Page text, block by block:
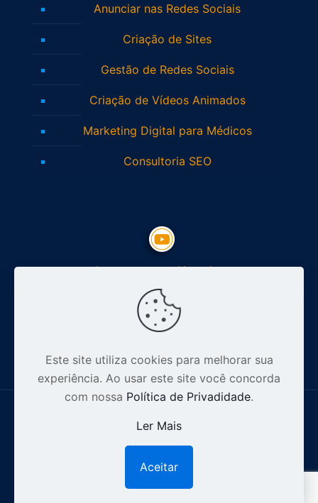
Anunciar nas Redes Sociais
Criação de Sites
Gestão de Redes Sociais
Criação de Vídeos Animados
Marketing Digital para Médicos
Consultoria SEO
Inscreva-se no Youtube
© 2012-2026 Especialista Digital - CNPJ: 16.628.110/0001-32 .
Todos os direitos reservados |Política de Privacidade.
Este site utiliza cookies para melhorar sua
experiência. Ao usar este site você concorda
com nossa Política de Privadidade.
Ler Mais
Aceitar